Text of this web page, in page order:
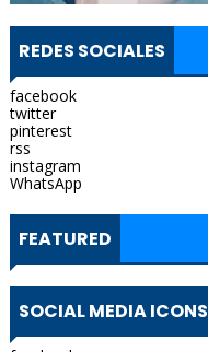
REDES SOCIALES
facebook
twitter
pinterest
rss
instagram
WhatsApp
FEATURED
SOCIAL MEDIA ICONS